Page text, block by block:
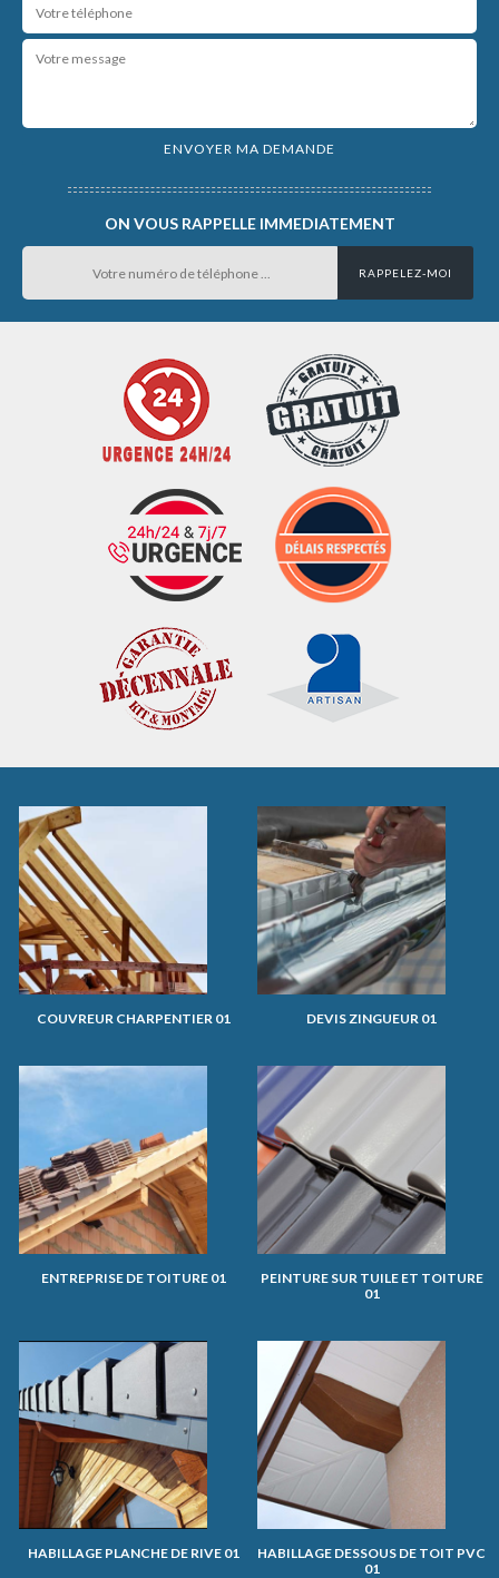
ON VOUS RAPPELLE IMMEDIATEMENT
COUVREUR CHARPENTIER 01 DEVIS ZINGUEUR 01
ENTREPRISE DE TOITURE 01
PEINTURE SUR TUILE ET TOITURE
01
HABILLAGE PLANCHE DE RIVE 01
HABILLAGE DESSOUS DE TOIT PVC
01